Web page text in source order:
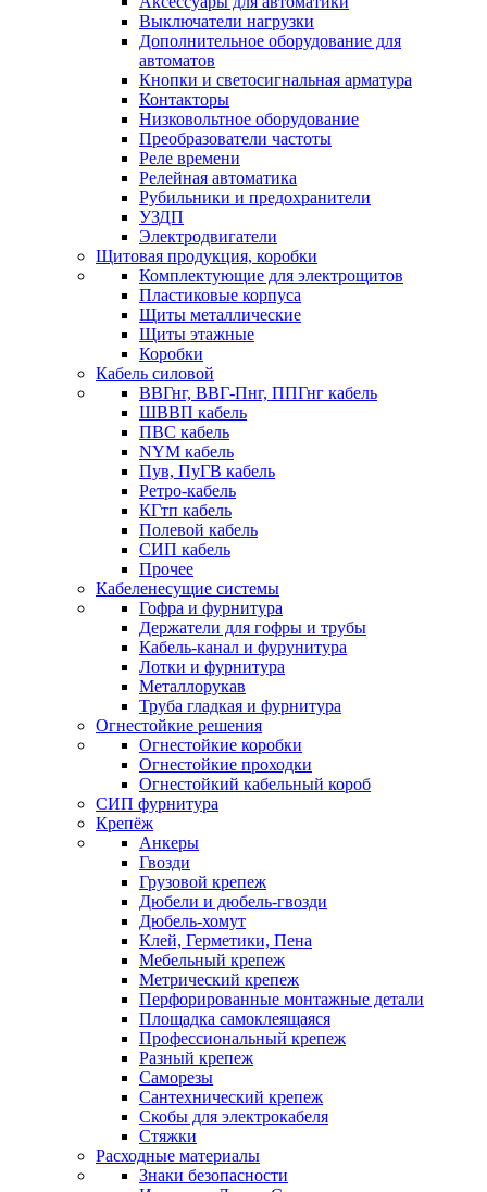
Выключатели нагрузки
Дополнительное оборудование для
автоматов
Кнопки и светосигнальная арматура
Контакторы
Низковольтное оборудование
Преобразователи частоты
Реле времени
Релейная автоматика
Рубильники и предохранители
УЗДП
Электродвигатели
Щитовая продукция, коробки
Комплектующие для электрощитов
Пластиковые корпуса
Щиты металлические
Щиты этажные
Коробки
Кабель силовой
ВВГнг, ВВГ-Пнг, ППГнг кабель
ШВВП кабель
ПВС кабель
NYM кабель
Пув, ПуГВ кабель
Ретро-кабель
КГтп кабель
Полевой кабель
СИП кабель
Прочее
Кабеленесущие системы
Гофра и фурнитура
Держатели для гофры и трубы
Кабель-канал и фурунитура
Лотки и фурнитура
Металлорукав
Труба гладкая и фурнитура
Огнестойкие решения
Огнестойкие коробки
Огнестойкие проходки
Огнестойкий кабельный короб
СИП фурнитура
Крепёж
Анкеры
Гвозди
Грузовой крепеж
Дюбели и дюбель-гвозди
Дюбель-хомут
Клей, Герметики, Пена
Мебельный крепеж
Метрический крепеж
Перфорированные монтажные детали
Площадка самоклеящаяся
Профессиональный крепеж
Разный крепеж
Саморезы
Сантехнический крепеж
Скобы для электрокабеля
Стяжки
Расходные материалы
Знаки безопасности